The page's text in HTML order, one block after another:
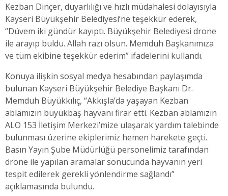
Kezban Dinçer, duyarlılığı ve hızlı müdahalesi dolayısıyla
Kayseri Büyükşehir Belediyesi’ne teşekkür ederek,
“Düvem iki gündür kayıptı. Büyükşehir Belediyesi drone
ile arayıp buldu. Allah razı olsun. Memduh Başkanımıza
ve tüm ekibine teşekkür ederim” ifadelerini kullandı.
Konuya ilişkin sosyal medya hesabından paylaşımda
bulunan Kayseri Büyükşehir Belediye Başkanı Dr.
Memduh Büyükkılıç, “Akkışla’da yaşayan Kezban
ablamızın büyükbaş hayvanı firar etti. Kezban ablamızın
ALO 153 İletişim Merkezi’mize ulaşarak yardım talebinde
bulunması üzerine ekiplerimiz hemen harekete geçti.
Basın Yayın Şube Müdürlüğü personelimiz tarafından
drone ile yapılan aramalar sonucunda hayvanın yeri
tespit edilerek gerekli yönlendirme sağlandı”
açıklamasında bulundu.